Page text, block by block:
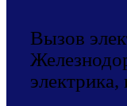
Вызов
электрика,